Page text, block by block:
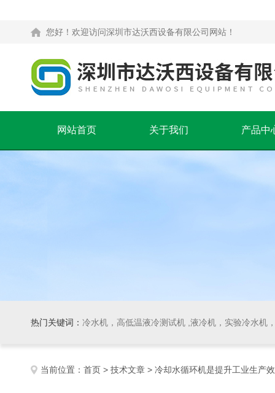
您好！欢迎访问深圳市达沃西设备有限公司网站！
网站首页 关于我们 产品中
热门关键词： 冷水机，高低温液冷测试机 ,液冷机，实验冷水机，
当前位置： 首页 > 技术文章 > 冷却水循环机是提升工业生产